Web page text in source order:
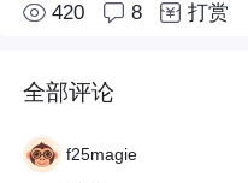
420 8 打赏
全部评论
f25magie